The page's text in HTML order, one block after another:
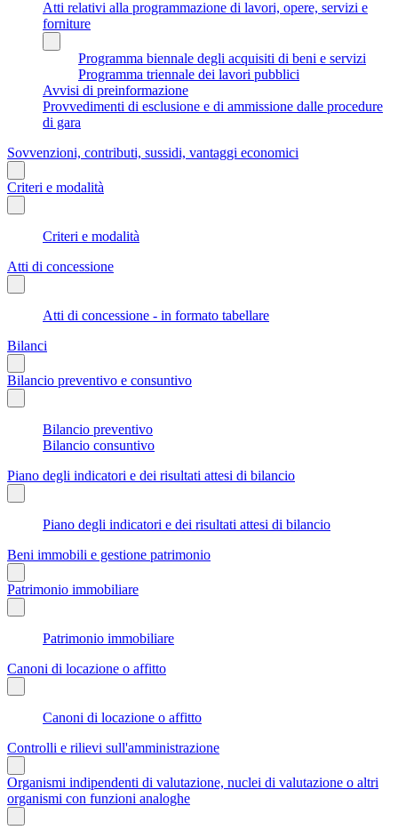
Atti relativi alla programmazione di lavori, opere, servizi e
forniture
Programma biennale degli acquisiti di beni e servizi
Programma triennale dei lavori pubblici
Avvisi di preinformazione
Provvedimenti di esclusione e di ammissione dalle procedure
di gara
Sovvenzioni, contributi, sussidi, vantaggi economici
Criteri e modalità
Criteri e modalità
Atti di concessione
Atti di concessione - in formato tabellare
Bilanci
Bilancio preventivo e consuntivo
Bilancio preventivo
Bilancio consuntivo
Piano degli indicatori e dei risultati attesi di bilancio
Piano degli indicatori e dei risultati attesi di bilancio
Beni immobili e gestione patrimonio
Patrimonio immobiliare
Patrimonio immobiliare
Canoni di locazione o affitto
Canoni di locazione o affitto
Controlli e rilievi sull'amministrazione
Organismi indipendenti di valutazione, nuclei di valutazione o altri
organismi con funzioni analoghe